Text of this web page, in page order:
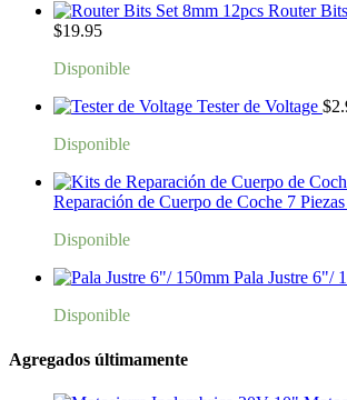
Router
$19.95
Disponible
Tester de Voltage $
Disponible
Reparación de Cuerpo de Coche 7 Piezas
Disponible
Pala Justre 6"/
Disponible
Agregados últimamente